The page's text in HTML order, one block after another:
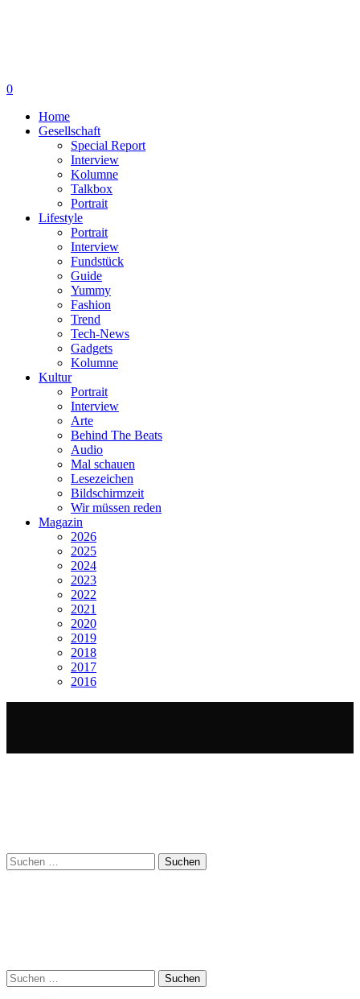
0
Home
Gesellschaft
Special Report
Interview
Kolumne
Talkbox
Portrait
Lifestyle
Portrait
Interview
Fundstück
Guide
Yummy
Fashion
Trend
Tech-News
Gadgets
Kolumne
Kultur
Portrait
Interview
Arte
Behind The Beats
Audio
Mal schauen
Lesezeichen
Bildschirmzeit
Wir müssen reden
Magazin
2026
2025
2024
2023
2022
2021
2020
2019
2018
2017
2016
Suchen
nach:
Suchen
nach: